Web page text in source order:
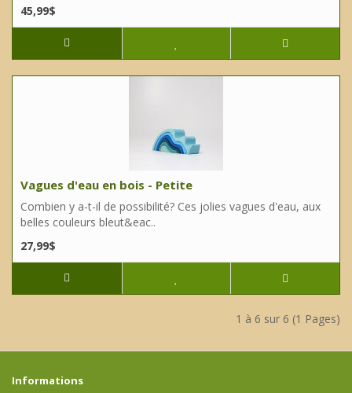
45,99$
Vagues d'eau en bois - Petite
Combien y a-t-il de possibilité? Ces jolies vagues d'eau, aux
belles couleurs bleut&eac..
27,99$
1 à 6 sur 6 (1 Pages)
Informations